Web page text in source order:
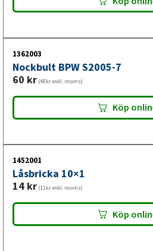
1362003
Nockbult BPW S2005-7
60 kr (48kr exkl. moms)
Köp
1452001
Låsbricka 10×1
14 kr (11kr exkl. moms)
Köp